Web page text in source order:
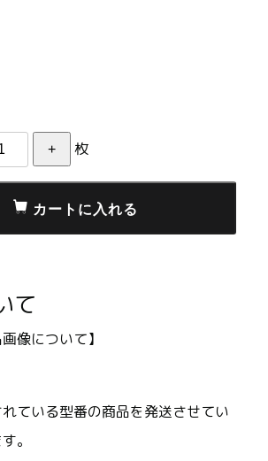
枚
て
像について】
ている型番の商品を発送させてい
。